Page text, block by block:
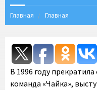
Главная Главная
В 1996 году
команда «Чайка»,